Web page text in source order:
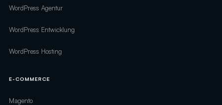
WordPress Agentur
WordPress Entwicklung
WordPress Hosting
E-COMMERCE
Magento